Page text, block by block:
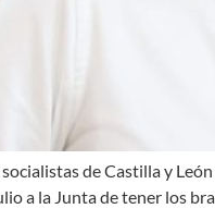
de Castilla y
a la Junta de tener los